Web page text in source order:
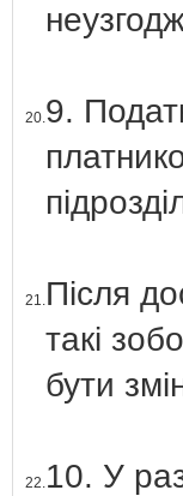
20.9.
21.Після
такі
бути
22.10. У